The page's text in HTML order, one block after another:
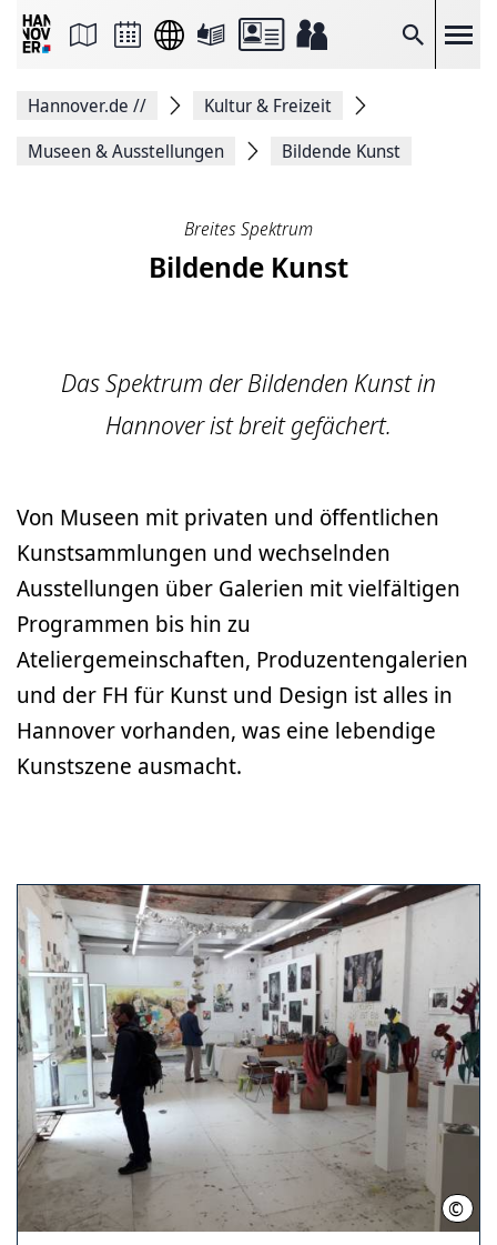
Suche
Seite
Facebook
Hannover.de //
Kultur & Freizeit
Museen & Ausstellungen
Bildende Kunst
Breites Spektrum
Bildende Kunst
Das Spektrum der Bildenden Kunst in
Hannover ist breit gefächert.
Von Museen mit privaten und öffentlichen
Kunstsammlungen und wechselnden
Ausstellungen über Galerien mit vielfältigen
Programmen bis hin zu
Ateliergemeinschaften, Produzentengalerien
und der FH für Kunst und Design ist alles in
Hannover vorhanden, was eine lebendige
Kunstszene ausmacht.
©